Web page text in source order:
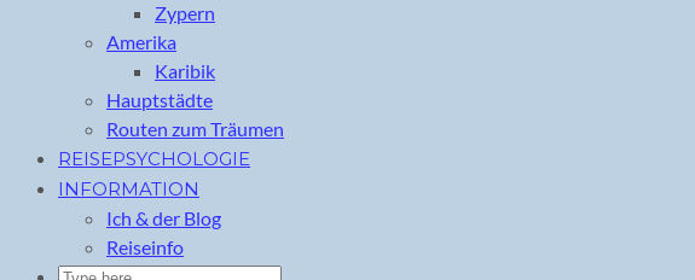
Zypern
Amerika
Karibik
Hauptstädte
Routen zum Träumen
REISEPSYCHOLOGIE
INFORMATION
Ich & der Blog
Reiseinfo